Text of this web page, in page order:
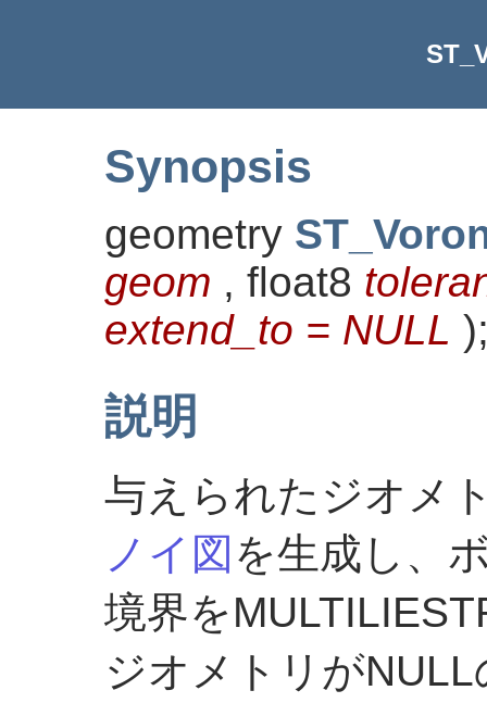
Synopsis
geometry
geom , float8
extend_to = NULL )
説明
与えられたジオメ
ノイ図 を生成し、
境界を
ジオメトリが